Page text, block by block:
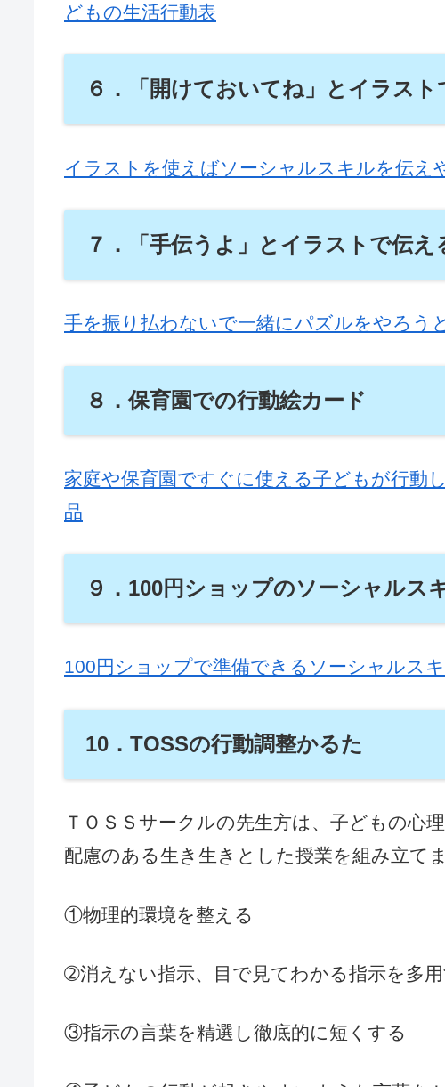
どもの生活行動表
６．「開けておいてね」とイラスト
イラストを使えばソーシャルスキルを伝え
７．「手伝うよ」とイラストで伝え
手を振り払わないで一緒にパズルをやろう
８．保育園での行動絵カード
家庭や保育園ですぐに使える子どもが行動
品
９．100円ショップのソーシャルス
100円ショップで準備できるソーシャルス
10．TOSSの行動調整かるた
ＴＯＳＳサークルの先生方は、子どもの心
配慮のある生き生きとした授業を組み立てま
①物理的環境を整える
➁消えない指示、目で見てわかる指示を多
③指示の言葉を精選し徹底的に短くする